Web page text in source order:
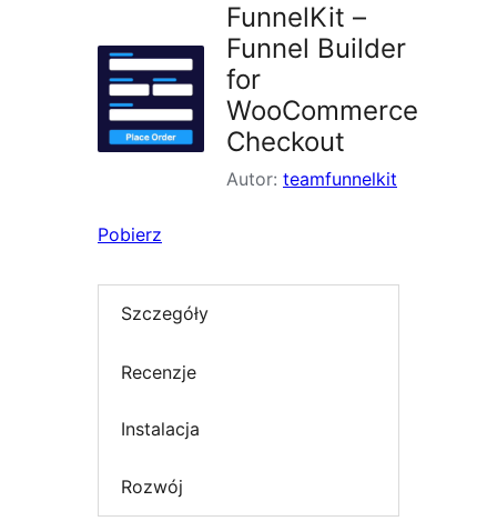
FunnelKit –
Funnel Builder
for
WooCommerce
Checkout
Autor: teamfunnelkit
Pobierz
Szczegóły
Recenzje
Instalacja
Rozwój